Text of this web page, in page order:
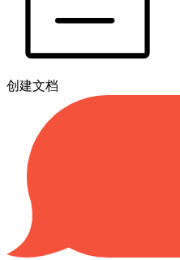
创建文档